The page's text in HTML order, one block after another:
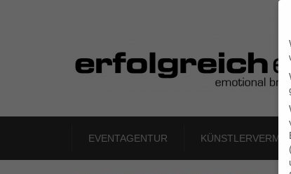
EVENTAGENTUR